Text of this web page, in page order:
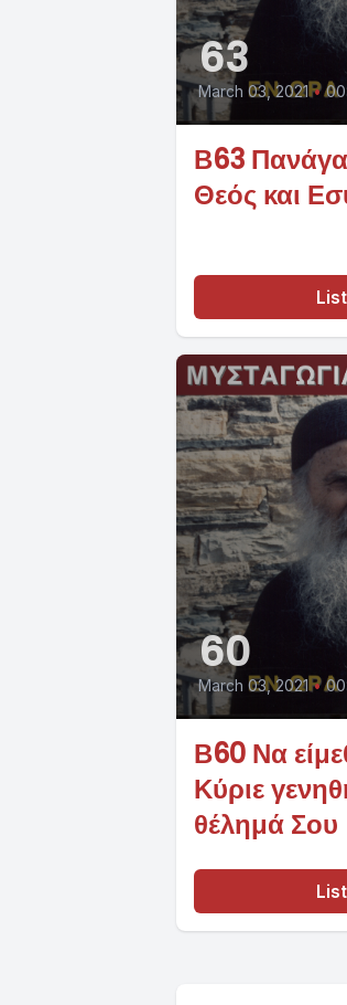
63
March 03, 2021 •
Β63
Θεός και
60
March 03, 2021 •
Β60 Να
Κύριε
θέλημά Σου